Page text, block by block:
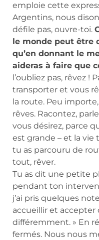
emploie cette
Argentins, nous
défile pas, ouvre-toi.
le monde peut être
qu’en donnant le
aideras à faire que
l’oubliez pas, rêvez !
transporter et vous
la route. Peu
rêves. Racontez,
vous désirez, parce
est grande – et la vie
tu as parcouru de
tout, rêver.
Tu as dit une petite
pendant ton
j’ai pris quelques
accueillir et
différemment. » En
fermés. Nous nous